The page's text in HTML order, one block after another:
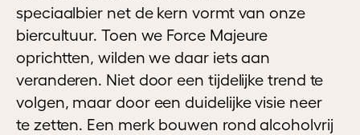
speciaalbier net de kern vormt van onze
biercultuur. Toen we Force Majeure
oprichtten, wilden we daar iets aan
veranderen. Niet door een tijdelijke trend te
volgen, maar door een duidelijke visie neer
te zetten. Een merk bouwen rond alcoholvrij